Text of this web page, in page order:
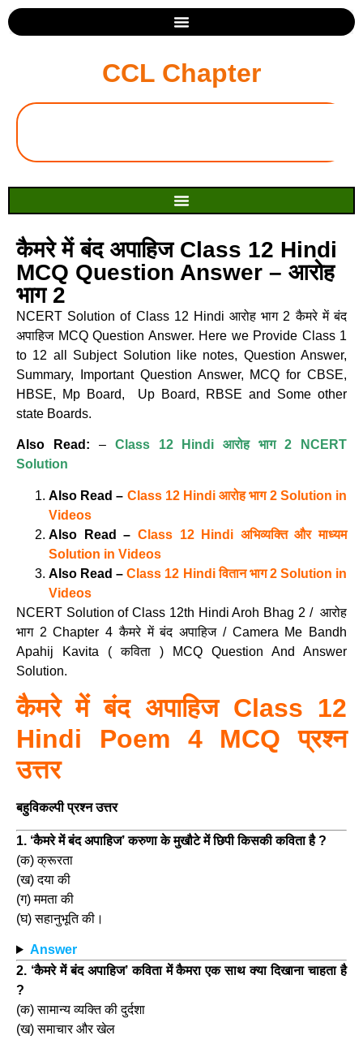
CCL Chapter
कैमरे में बंद अपाहिज Class 12 Hindi
MCQ Question Answer – आरोह
भाग 2
NCERT Solution of Class 12 Hindi आरोह भाग 2 कैमरे में बंद
अपाहिज MCQ Question Answer. Here we Provide Class 1
to 12 all Subject Solution like notes, Question Answer,
Summary, Important Question Answer, MCQ for CBSE,
HBSE, Mp Board, Up Board, RBSE and Some other
state Boards.
Also Read: – Class 12 Hindi आरोह भाग 2 NCERT
Solution
Also Read – Class 12 Hindi आरोह भाग 2 Solution in
Videos
Also Read – Class 12 Hindi अभिव्यक्ति और माध्यम
Solution in Videos
Also Read –Class 12 Hindi वितान भाग 2 Solution in
Videos
NCERT Solution of Class 12th Hindi Aroh Bhag 2 / आरोह
भाग 2 Chapter 4 कैमरे में बंद अपाहिज / Camera Me Bandh
Apahij Kavita ( कविता ) MCQ Question And Answer
Solution.
कैमरे में बंद अपाहिज Class 12
Hindi Poem 4 MCQ प्रश्न
उत्तर
बहुविकल्पी प्रश्न उत्तर
1. ‘कैमरे में बंद अपाहिज’ करुणा के मुखौटे में छिपी किसकी कविता है ?
(क) क्रूरता
(ख) दया की
(ग) ममता की
(घ) सहानुभूति की।
Answer
2. ‘कैमरे में बंद अपाहिज’ कविता में कैमरा एक साथ क्या दिखाना चाहता है
?
(क) सामान्य व्यक्ति की दुर्दशा
(ख) समाचार और खेल